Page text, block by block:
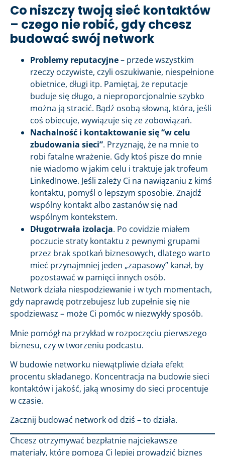
Co niszczy twoją sieć kontaktów
– czego nie robić, gdy chcesz
budować swój network
Problemy reputacyjne– przede wszystkim
rzeczy oczywiste, czyli oszukiwanie, niespełnione
obietnice, długi itp. Pamiętaj, że reputacje
buduje się długo, a nieproporcjonalnie szybko
można ją stracić. Bądź osobą słowną, która, jeśli
coś obiecuje, wywiązuje się ze zobowiązań.
Nachalność i kontaktowanie się “w celu
zbudowania sieci”. Przyznaję, że na mnie to
robi fatalne wrażenie. Gdy ktoś pisze do mnie
nie wiadomo w jakim celu i traktuje jak trofeum
LinkedInowe. Jeśli zależy Ci na nawiązaniu z kimś
kontaktu, pomyśl o lepszym sposobie. Znajdź
wspólny kontakt albo zastanów się nad
wspólnym kontekstem.
Długotrwała izolacja. Po covidzie miałem
poczucie straty kontaktu z pewnymi grupami
przez brak spotkań biznesowych, dlatego warto
mieć przynajmniej jeden „zapasowy” kanał, by
pozostawać w pamięci innych osób.
Network działa niespodziewanie i w tych momentach,
gdy naprawdę potrzebujesz lub zupełnie się nie
spodziewasz – może Ci pomóc w niezwykły sposób.
Mnie pomógł na przykład w rozpoczęciu pierwszego
biznesu, czy w tworzeniu podcastu.
W budowie networku niewątpliwie działa efekt
procentu składanego. Koncentracja na budowie sieci
kontaktów i jakość, jaką wnosimy do sieci procentuje
w czasie.
Zacznij budować network od dziś – to działa.
Chcesz otrzymywać bezpłatnie najciekawsze
materiały, które pomogą Ci lepiej prowadzić biznes